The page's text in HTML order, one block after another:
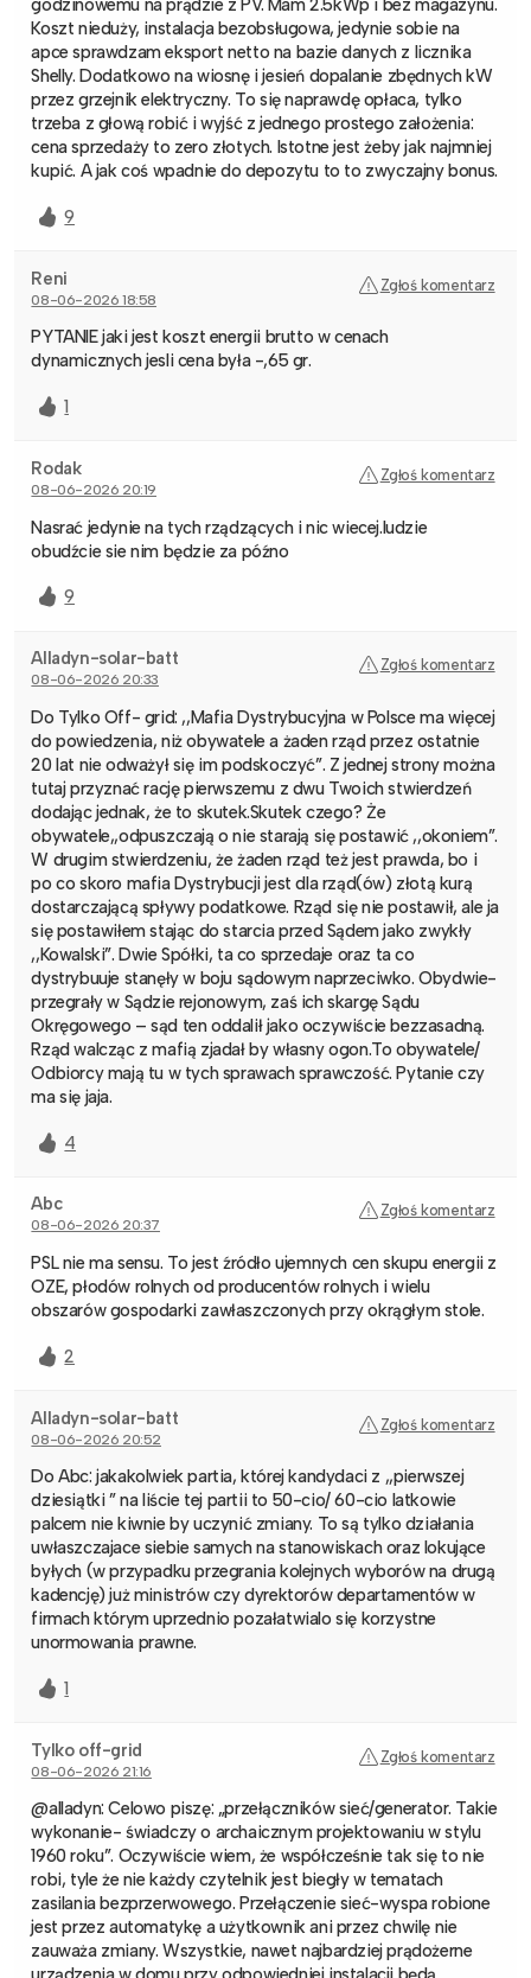
godzinowemu na prądzie z PV. Mam 2.5kWp i bez magazynu.
Koszt nieduży, instalacja bezobsługowa, jedynie sobie na
apce sprawdzam eksport netto na bazie danych z licznika
Shelly. Dodatkowo na wiosnę i jesień dopalanie zbędnych kW
przez grzejnik elektryczny. To się naprawdę opłaca, tylko
trzeba z głową robić i wyjść z jednego prostego założenia:
cena sprzedaży to zero złotych. Istotne jest żeby jak najmniej
kupić. A jak coś wpadnie do depozytu to to zwyczajny bonus.
9
Reni
08-06-2026 18:58
Zgłoś komentarz
PYTANIE jaki jest koszt energii brutto w cenach
dynamicznych jesli cena była -,65 gr.
1
Rodak
08-06-2026 20:19
Zgłoś komentarz
Nasrać jedynie na tych rządzących i nic wiecej.ludzie
obudźcie sie nim będzie za późno
9
Alladyn-solar-batt
08-06-2026 20:33
Zgłoś komentarz
Do Tylko Off- grid: ,,Mafia Dystrybucyjna w Polsce ma więcej
do powiedzenia, niż obywatele a żaden rząd przez ostatnie
20 lat nie odważył się im podskoczyć”. Z jednej strony można
tutaj przyznać rację pierwszemu z dwu Twoich stwierdzeń
dodając jednak, że to skutek.Skutek czego? Że
obywatele,,odpuszczają o nie starają się postawić ,,okoniem”.
W drugim stwierdzeniu, że żaden rząd też jest prawda, bo i
po co skoro mafia Dystrybucji jest dla rząd(ów) złotą kurą
dostarczającą spływy podatkowe. Rząd się nie postawił, ale ja
się postawiłem stając do starcia przed Sądem jako zwykły
,,Kowalski”. Dwie Spółki, ta co sprzedaje oraz ta co
dystrybuuje stanęły w boju sądowym naprzeciwko. Obydwie-
przegrały w Sądzie rejonowym, zaś ich skargę Sądu
Okręgowego – sąd ten oddalił jako oczywiście bezzasadną.
Rząd walcząc z mafią zjadał by własny ogon.To obywatele/
Odbiorcy mają tu w tych sprawach sprawczość. Pytanie czy
ma się jaja.
4
Abc
08-06-2026 20:37
Zgłoś komentarz
PSL nie ma sensu. To jest źródło ujemnych cen skupu energii z
OZE, płodów rolnych od producentów rolnych i wielu
obszarów gospodarki zawłaszczonych przy okrągłym stole.
2
Alladyn-solar-batt
08-06-2026 20:52
Zgłoś komentarz
Do Abc: jakakolwiek partia, której kandydaci z ,,pierwszej
dziesiątki ” na liście tej partii to 50-cio/ 60-cio latkowie
palcem nie kiwnie by uczynić zmiany. To są tylko działania
uwłaszczajace siebie samych na stanowiskach oraz lokujące
byłych (w przypadku przegrania kolejnych wyborów na drugą
kadencję) już ministrów czy dyrektorów departamentów w
firmach którym uprzednio pozałatwialo się korzystne
unormowania prawne.
1
Tylko off-grid
08-06-2026 21:16
Zgłoś komentarz
@alladyn: Celowo piszę: „przełączników sieć/generator. Takie
wykonanie- świadczy o archaicznym projektowaniu w stylu
1960 roku”. Oczywiście wiem, że współcześnie tak się to nie
robi, tyle że nie każdy czytelnik jest biegły w tematach
zasilania bezprzerwowego. Przełączenie sieć-wyspa robione
jest przez automatykę a użytkownik ani przez chwilę nie
zauważa zmiany. Wszystkie, nawet najbardziej prądożerne